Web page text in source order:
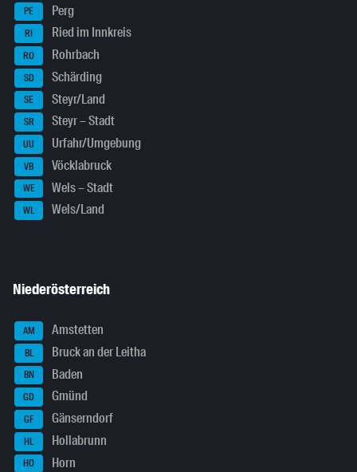
PE Perg
RI Ried im Innkreis
RO Rohrbach
SD Schärding
SE Steyr/Land
SR Steyr – Stadt
UU Urfahr/Umgebung
VB Vöcklabruck
WE Wels – Stadt
WL Wels/Land
Niederösterreich
AM Amstetten
BL Bruck an der Leitha
BN Baden
GD Gmünd
GF Gänserndorf
HL Hollabrunn
HO Horn